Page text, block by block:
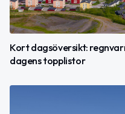
Kort dagsöversikt:
dagens topplistor